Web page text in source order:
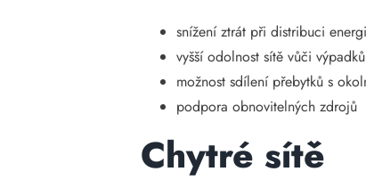
snížení ztrát při distribuci
vyšší odolnost sítě vůči
možnost sdílení přebytků s
podpora obnovitelných zdrojů
Chytré sítě